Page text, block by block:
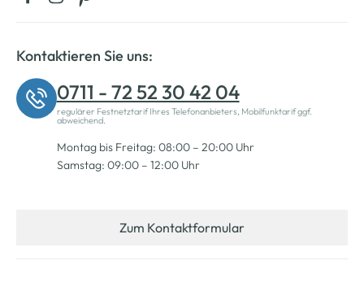
Kontaktieren Sie uns:
0711 - 72 52 30 42 04
regulärer Festnetztarif Ihres Telefonanbieters, Mobilfunktarif ggf.
abweichend.
Montag bis Freitag: 08:00 – 20:00 Uhr
Samstag: 09:00 – 12:00 Uhr
Zum Kontaktformular